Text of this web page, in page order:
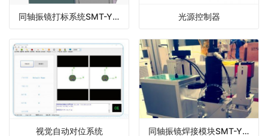
同轴振镜打标系统SMT-Y20系列 光源控制器
视觉自动对位系统 同轴振镜焊接模块SMT-Y80系列